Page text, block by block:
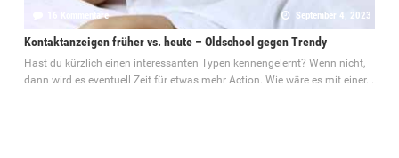
16 Kommentare September 4, 2023
Kontaktanzeigen früher vs. heute – Oldschool gegen Trendy
Hast du kürzlich einen interessanten Typen kennengelernt? Wenn nicht,
dann wird es eventuell Zeit für etwas mehr Action. Wie wäre es mit einer...